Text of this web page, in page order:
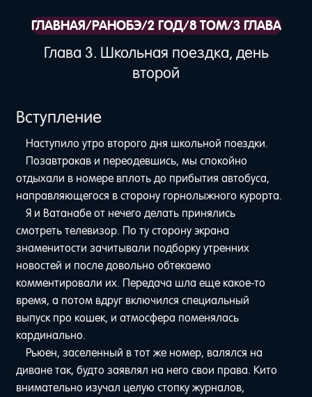
ГЛАВНАЯ/РАНОБЭ/2 ГОД/8 ТОМ/3 ГЛАВА
Глава 3. Школьная поездка, день
второй
Вступление
Наступило утро второго дня школьной поездки.
Позавтракав и переодевшись, мы спокойно
отдыхали в номере вплоть до прибытия автобуса,
направляющегося в сторону горнолыжного курорта.
Я и Ватанабе от нечего делать принялись
смотреть телевизор. По ту сторону экрана
знаменитости зачитывали подборку утренних
новостей и после довольно обтекаемо
комментировали их. Передача шла еще какое-то
время, а потом вдруг включился специальный
выпуск про кошек, и атмосфера поменялась
кардинально.
Рьюен, заселенный в тот же номер, валялся на
диване так, будто заявлял на него свои права. Кито
внимательно изучал целую стопку журналов,